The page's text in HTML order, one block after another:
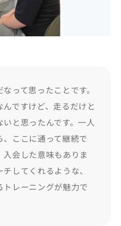
って思ったことです。
ですけど、走るだけと
と思ったんです。一人
ここに通って継続で
会した意味もありま
してくれるような、
レーニングが魅力で